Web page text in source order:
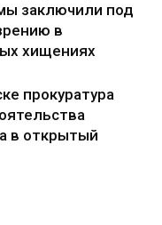
заключили под
в
хищениях
прокуратура
в открытый